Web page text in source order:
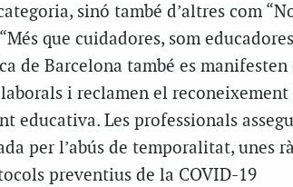
sinó també d’altres com
que cuidadores, som
de Barcelona també es manifesten
i reclamen el reconeixement
educativa. Les professionals
per l’abús de temporalitat, unes
preventius de la COVID-19